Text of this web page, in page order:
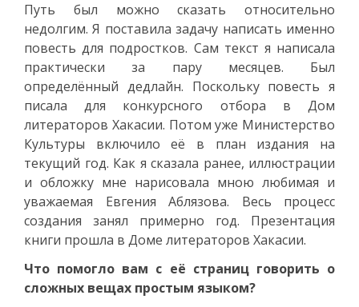
Путь был можно сказать относительно
недолгим. Я поставила задачу написать именно
повесть для подростков. Сам текст я написала
практически за пару месяцев. Был
определённый дедлайн. Поскольку повесть я
писала для конкурсного отбора в Дом
литераторов Хакасии. Потом уже Министерство
Культуры включило её в план издания на
текущий год. Как я сказала ранее, иллюстрации
и обложку мне нарисовала мною любимая и
уважаемая Евгения Аблязова. Весь процесс
создания занял примерно год. Презентация
книги прошла в Доме литераторов Хакасии.
Что помогло вам с её страниц говорить о
сложных вещах простым языком?